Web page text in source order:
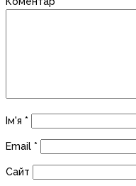
Ім'я *
Email *
Сайт